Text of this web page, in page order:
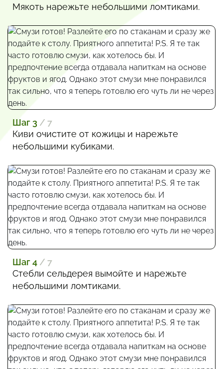
Мякоть нарежьте небольшими ломтиками.
Шаг 3 / 7
Киви очистите от кожицы и нарежьте
небольшими кубиками.
Шаг 4 / 7
Стебли сельдерея вымойте и нарежьте
небольшими ломтиками.